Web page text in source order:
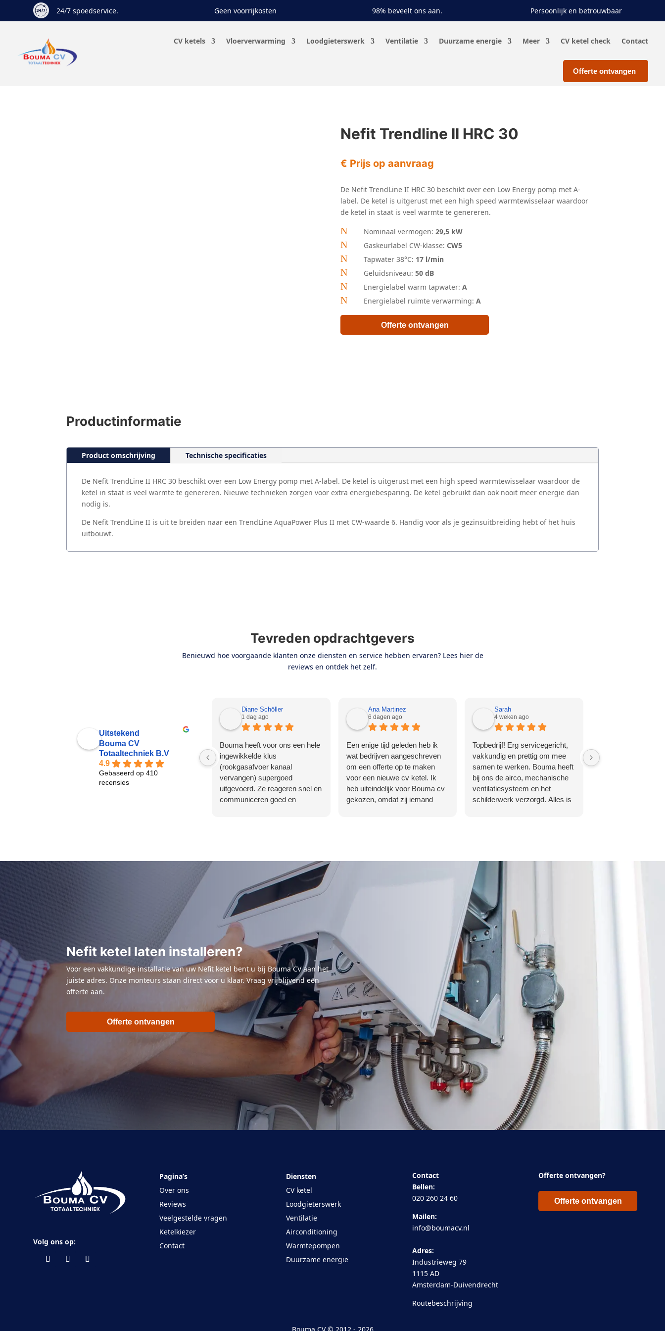
24/7 spoedservice. Geen voorrijkosten 98% beveelt ons aan. Persoonlijk en betrouwbaar
CV ketels Vloerverwarming Loodgieterswerk Ventilatie Duurzame energie Meer CV ketel check Contact
Offerte ontvangen
Nefit Trendline II HRC 30
€ Prijs op aanvraag
De Nefit TrendLine II HRC 30 beschikt over een Low Energy pomp met A-
label. De ketel is uitgerust met een high speed warmtewisselaar waardoor
de ketel in staat is veel warmte te genereren.
N Nominaal vermogen:29,5 kW
N Gaskeurlabel CW-klasse: CW5
N Tapwater 38°C: 17 l/min
N Geluidsniveau:50 dB
N Energielabel warm tapwater:A
N Energielabel ruimte verwarming:A
Offerte ontvangen
Productinformatie
Product omschrijving Technische specificaties
De Nefit TrendLine II HRC 30 beschikt over een Low Energy pomp met A-label. De ketel is uitgerust met een high speed warmtewisselaar waardoor de
ketel in staat is veel warmte te genereren. Nieuwe technieken zorgen voor extra energiebesparing. De ketel gebruikt dan ook nooit meer energie dan
nodig is.
De Nefit TrendLine II is uit te breiden naar een TrendLine AquaPower Plus II met CW-waarde 6. Handig voor als je gezinsuitbreiding hebt of het huis
uitbouwt.
Tevreden opdrachtgevers
Benieuwd hoe voorgaande klanten onze diensten en service hebben ervaren? Lees hier de
reviews en ontdek het zelf.
Uitstekend
Bouma CV
Totaaltechniek B.V
4.9
Gebaseerd op 410
recensies
Diane Schöller
1 dag ago
Bouma heeft voor ons een hele
ingewikkelde klus
(rookgasafvoer kanaal
vervangen) supergoed
uitgevoerd. Ze reageren snel en
communiceren goed en
Ana Martinez
6 dagen ago
Een enige tijd geleden heb ik
wat bedrijven aangeschreven
om een offerte op te maken
voor een nieuwe cv ketel. Ik
heb uiteindelijk voor Bouma cv
gekozen, omdat zij iemand
vloer zo min mogelijk vies
wordt en ruimen alles netjes op
incl mijn radiator. Nadat alles
klaar was kreeg ik netje uitleg
van de ketel en uiteraard het
garantiebewijs. Werd nog netjes
na gebeld of alles goed was
gegaan. Dank Bouma voor je
snelle en goede service.
Sarah
4 weken ago
Topbedrijf! Erg servicegericht,
vakkundig en prettig om mee
samen te werken. Bouma heeft
bij ons de airco, mechanische
ventilatiesysteem en het
schilderwerk verzorgd. Alles is
medewerkers
Nefit ketel laten installeren?
Voor een vakkundige installatie van uw Nefit ketel bent u bij Bouma CV aan het
juiste adres. Onze monteurs staan direct voor u klaar. Vraag vrijblijvend een
offerte aan.
Offerte ontvangen
Volg ons op:
Pagina’s
Over ons
Reviews
Veelgestelde vragen
Ketelkiezer
Contact
Diensten
CV ketel
Loodgieterswerk
Ventilatie
Airconditioning
Warmtepompen
Duurzame energie
Contact
Bellen:
020 260 24 60
Mailen:
info@boumacv.nl
Adres:
Industrieweg 79
1115 AD
Amsterdam-Duivendrecht
Routebeschrijving
Offerte ontvangen?
Offerte ontvangen